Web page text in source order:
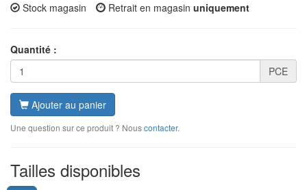
Stock magasin Retrait en magasin uniquement
Quantité :
PCE
Ajouter au panier
Une question sur ce produit ? Nouscontacter.
Tailles disponibles